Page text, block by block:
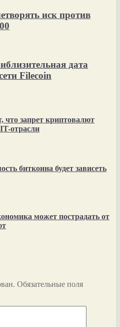
иск против
дата
Filecoin
запрет криптовалют
отрасли
биткоина будет зависеть
может пострадать от
Обязательные поля